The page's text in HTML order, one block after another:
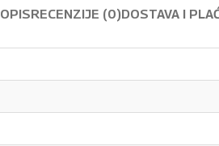
OPISRECENZIJE (0)DOSTAVA I